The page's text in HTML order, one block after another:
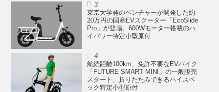
東京大学発のベンチャーが開発した約
20万円の国産EVスクーター「EcoSlide
Pro」が登場。600Wモーター搭載のハ
イパワー特定小型原付
航続距離100km、免許不要なEVバイク
「FUTURE SMART MINI」の一般販売
スタート。折りたたみできるハイスペ
ック特定小型原付